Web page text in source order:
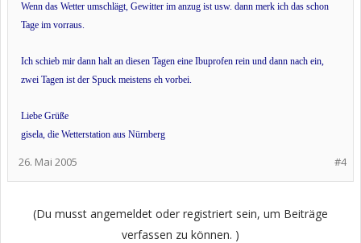
Wenn das Wetter umschlägt, Gewitter im anzug ist usw. dann merk ich das schon
Tage im vorraus.
Ich schieb mir dann halt an diesen Tagen eine Ibuprofen rein und dann nach ein,
zwei Tagen ist der Spuck meistens eh vorbei.
Liebe Grüße
gisela, die Wetterstation aus Nürnberg
#4
26. Mai 2005
(Du musst angemeldet oder registriert sein, um Beiträge
verfassen zu können. )